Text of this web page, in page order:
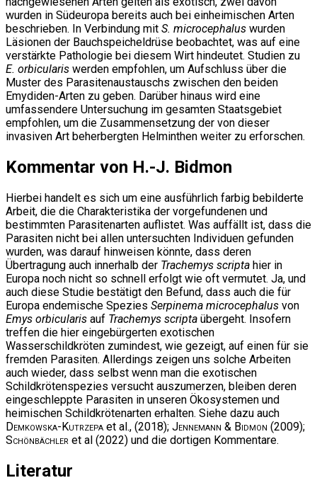
wurden in Südeuropa bereits auch bei einheimischen Arten
beschrieben. In Verbindung mit S. microcephalus wurden
Läsionen der Bauchspeicheldrüse beobachtet, was auf eine
verstärkte Pathologie bei diesem Wirt hindeutet. Studien zu
E. orbicularis werden empfohlen, um Aufschluss über die
Muster des Parasitenaustauschs zwischen den beiden
Emydiden-Arten zu geben. Darüber hinaus wird eine
umfassendere Untersuchung im gesamten Staatsgebiet
empfohlen, um die Zusammensetzung der von dieser
invasiven Art beherbergten Helminthen weiter zu erforschen.
Kommentar von H.-J. Bidmon
Hierbei handelt es sich um eine ausführlich farbig bebilderte
Arbeit, die die Charakteristika der vorgefundenen und
bestimmten Parasitenarten auflistet. Was auffällt ist, dass die
Parasiten nicht bei allen untersuchten Individuen gefunden
wurden, was darauf hinweisen könnte, dass deren
Übertragung auch innerhalb der Trachemys scripta hier in
Europa noch nicht so schnell erfolgt wie oft vermutet. Ja, und
auch diese Studie bestätigt den Befund, dass auch die für
Europa endemische Spezies Serpinema microcephalus von
Emys orbicularis auf Trachemys scripta übergeht. Insofern
treffen die hier eingebürgerten exotischen
Wasserschildkröten zumindest, wie gezeigt, auf einen für sie
fremden Parasiten. Allerdings zeigen uns solche Arbeiten
auch wieder, dass selbst wenn man die exotischen
Schildkrötenspezies versucht auszumerzen, bleiben deren
eingeschleppte Parasiten in unseren Ökosystemen und
heimischen Schildkrötenarten erhalten. Siehe dazu auch
Demkowska-Kutrzepa et al., (2018); Jennemann & Bidmon (2009);
Schönbächler et al (2022) und die dortigen Kommentare.
Literatur